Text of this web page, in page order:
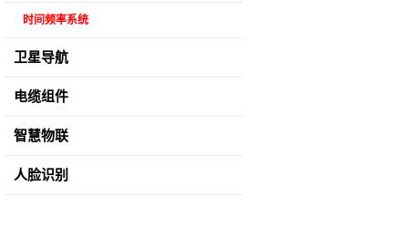
时间频率系统
卫星导航
电缆组件
智慧物联
人脸识别